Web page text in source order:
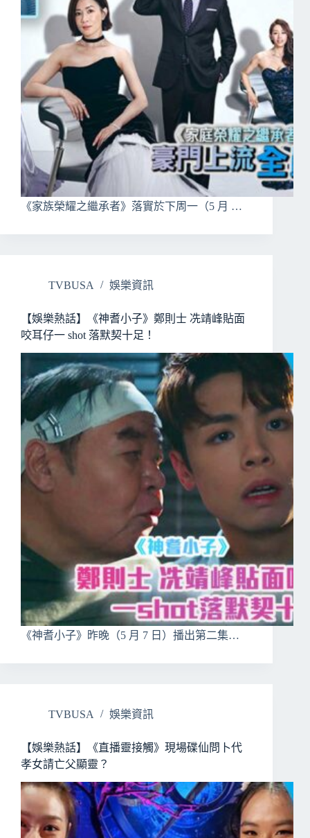
《家族榮耀之繼承者》落實於下周一（5 月 …
TVBUSA 娛樂資訊
【娛樂熱話】《神耆小子》鄭則士 冼靖峰貼面
咬耳仔一 shot 落默契十足！
《神耆小子》昨晚（5 月 7 日）播出第二集…
TVBUSA 娛樂資訊
【娛樂熱話】《直播靈接觸》現場碟仙問卜代
孝女請亡父顯靈？